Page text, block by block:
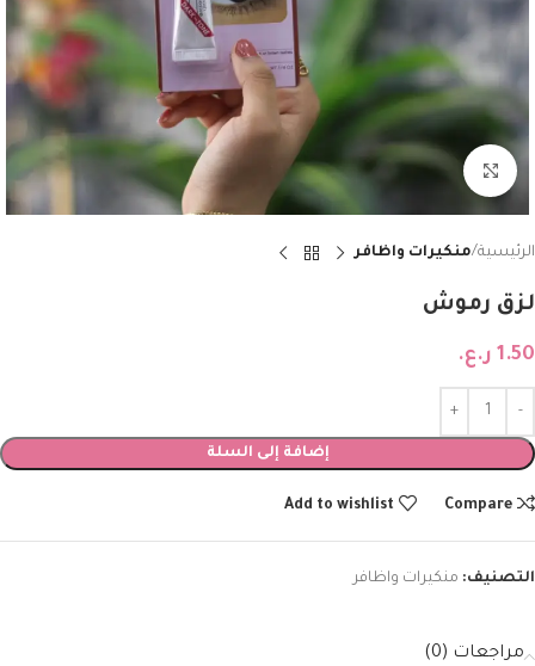
Click to enlarge
الرئيسية منكيرات واظافر
لزق رموش
1.50 ر.ع.
إضافة إلى السلة
Compare
Add to wishlist
التصنيف: منكيرات واظافر
مراجعات (0)